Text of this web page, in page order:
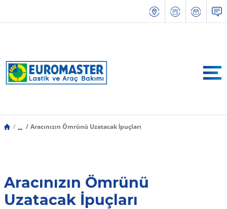
... Aracınızın Ömrünü Uzatacak İpuçları
Aracınızın Ömrünü
Uzatacak İpuçları